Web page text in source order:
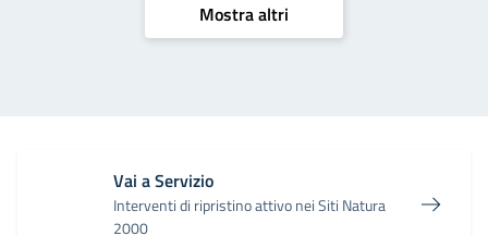
Mostra altri
Vai a Servizio
Interventi di ripristino attivo nei Siti Natura
2000